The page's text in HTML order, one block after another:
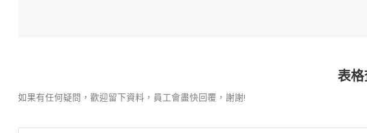
表
如果有任何疑問，歡迎留下資料，員工會盡快回覆，謝謝!